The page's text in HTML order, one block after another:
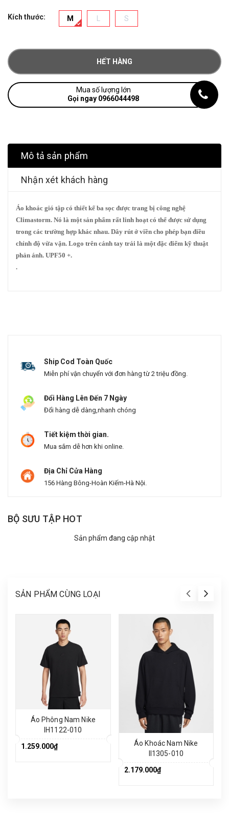
Kích thước: M S
HẾT HÀNG
Mua số lượng lớn
Gọi ngay 0966044498
Mô tả sản phẩm
Nhận xét khách hàng
Áo khoác gió tập có thiết kế ba sọc được trang bị công nghệ
Climastorm. Nó là một sản phẩm rất linh hoạt có thể được sử dụng
trong các trường hợp khác nhau. Dây rút ở viền cho phép bạn điều
chỉnh độ vừa vặn. Logo trên cánh tay trái là một đặc điểm kỹ thuật
phản ánh. UPF50 +.
.
Ship Cod Toàn Quốc
Miễn phí vận chuyển với đơn hàng từ 2 triệu đồng.
Đổi Hàng Lên Đến 7 Ngày
Đổi hàng dễ dàng,nhanh chóng
Tiết kiệm thời gian.
Mua sắm dễ hơn khi online.
Địa Chỉ Cửa Hàng
156 Hàng Bông-Hoàn Kiếm-Hà Nội.
BỘ SƯU TẬP HOT
Sản phẩm đang cập nhật
SẢN PHẨM CÙNG LOẠI
Áo Phông Nam Nike
IH1122-010
1.259.000₫
Áo Khoác Nam Nike
II1305-010
2.179.000₫